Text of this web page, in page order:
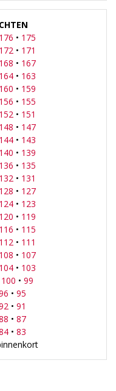
176 • 175
172• 171
168 • 167
164• 163
160 • 159
156 • 155
152• 151
148 • 147
144• 143
140 • 139
136 • 135
132• 131
128 • 127
124• 123
120 • 119
116 • 115
112• 111
108 • 107
104• 103
100 • 99
• 95
• 91
• 87
• 83